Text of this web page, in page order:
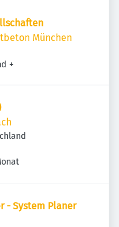
München
+
- System Planer